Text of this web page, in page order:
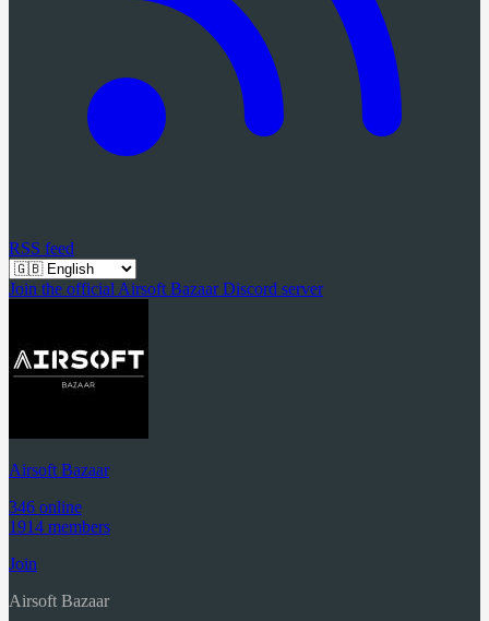
RSS feed
Join the official Airsoft Bazaar Discord server
Airsoft Bazaar
346 online
1914 members
Join
Airsoft Bazaar